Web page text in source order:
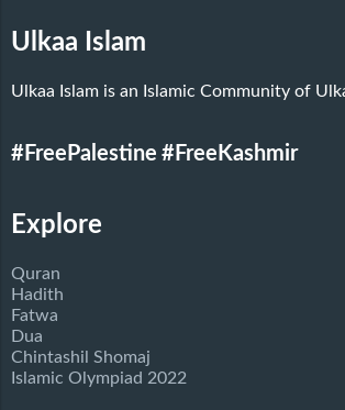
Ulkaa Islam
Ulkaa Islam is an Islamic Community of
#FreePalestine #FreeKashmir
Explore
Quran
Hadith
Fatwa
Dua
Chintashil Shomaj
Islamic Olympiad 2022